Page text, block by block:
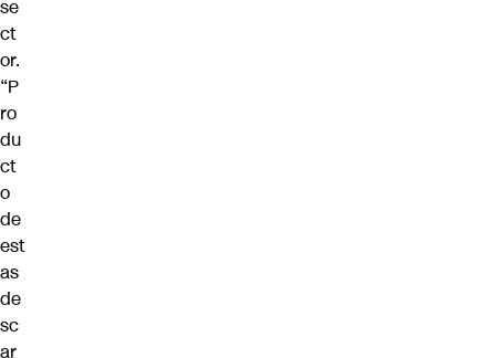
se
ct
or.
“P
ro
du
ct
o
de
est
as
de
sc
ar